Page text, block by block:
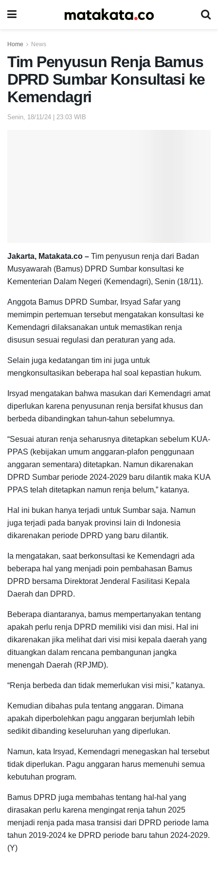
Home News
Tim Penyusun Renja Bamus
DPRD Sumbar Konsultasi ke
Kemendagri
Senin, 18/11/24 | 23:03 WIB
Jakarta, Matakata.co – Tim penyusun renja dari Badan
Musyawarah (Bamus) DPRD Sumbar konsultasi ke
Kementerian Dalam Negeri (Kemendagri), Senin (18/11).
Anggota Bamus DPRD Sumbar, Irsyad Safar yang
memimpin pertemuan tersebut mengatakan konsultasi ke
Kemendagri dilaksanakan untuk memastikan renja
disusun sesuai regulasi dan peraturan yang ada.
Selain juga kedatangan tim ini juga untuk
mengkonsultasikan beberapa hal soal kepastian hukum.
Irsyad mengatakan bahwa masukan dari Kemendagri amat
diperlukan karena penyusunan renja bersifat khusus dan
berbeda dibandingkan tahun-tahun sebelumnya.
“Sesuai aturan renja seharusnya ditetapkan sebelum KUA-
PPAS (kebijakan umum anggaran-plafon penggunaan
anggaran sementara) ditetapkan. Namun dikarenakan
DPRD Sumbar periode 2024-2029 baru dilantik maka KUA
PPAS telah ditetapkan namun renja belum,” katanya.
Hal ini bukan hanya terjadi untuk Sumbar saja. Namun
juga terjadi pada banyak provinsi lain di Indonesia
dikarenakan periode DPRD yang baru dilantik.
Ia mengatakan, saat berkonsultasi ke Kemendagri ada
beberapa hal yang menjadi poin pembahasan Bamus
DPRD bersama Direktorat Jenderal Fasilitasi Kepala
Daerah dan DPRD.
Beberapa diantaranya, bamus mempertanyakan tentang
apakah perlu renja DPRD memiliki visi dan misi. Hal ini
dikarenakan jika melihat dari visi misi kepala daerah yang
dituangkan dalam rencana pembangunan jangka
menengah Daerah (RPJMD).
“Renja berbeda dan tidak memerlukan visi misi,” katanya.
Kemudian dibahas pula tentang anggaran. Dimana
apakah diperbolehkan pagu anggaran berjumlah lebih
sedikit dibanding keseluruhan yang diperlukan.
Namun, kata Irsyad, Kemendagri menegaskan hal tersebut
tidak diperlukan. Pagu anggaran harus memenuhi semua
kebutuhan program.
Bamus DPRD juga membahas tentang hal-hal yang
dirasakan perlu karena mengingat renja tahun 2025
menjadi renja pada masa transisi dari DPRD periode lama
tahun 2019-2024 ke DPRD periode baru tahun 2024-2029.
(Y)